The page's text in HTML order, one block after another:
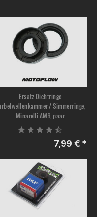
Ersatz Dichtringe
/ Simmerringe,
Minarelli AM6, paar
7,99 € *